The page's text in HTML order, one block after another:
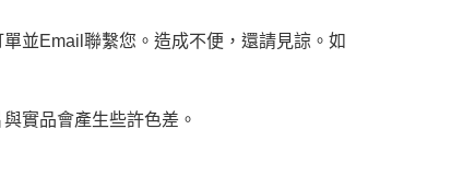
並Email聯繫您。造成不便，還請見諒。如
實品會產生些許色差。